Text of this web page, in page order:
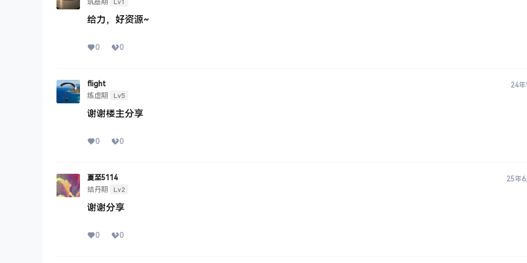
筑基期
给力，好资源~
0 0
flight
练虚期
Lv5
24年
谢谢楼主分享
0 0
夏至5114
结丹期
Lv2
25年6
谢谢分享
0 0